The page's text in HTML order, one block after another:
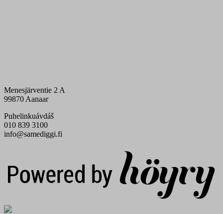
Menesjärventie 2 A
99870 Aanaar
Puhelinkuávdáš
010 839 3100
info@samediggi.fi